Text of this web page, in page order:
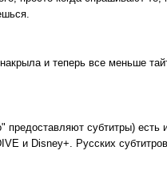
и теперь все меньше
субтитры) есть
и Disney+. Русских